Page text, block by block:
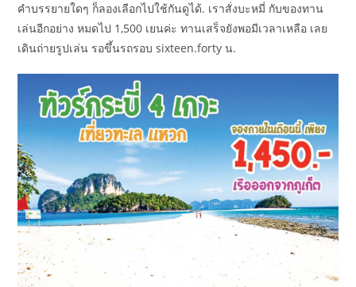
คำบรรยายใดๆ ก็ลองเลือกไปใช้กันดูได้. เราสั่งบะหมี่ กับของทาน
เล่นอีกอย่าง หมดไป 1,500 เยนค่ะ ทานเสร็จยังพอมีเวลาเหลือ เลย
เดินถ่ายรูปเล่น รอขึ้นรถรอบ sixteen.forty น.